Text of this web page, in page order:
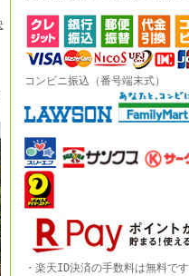
コンビニ振込（番号端末式）
・楽天ID決済の手数料は無料で